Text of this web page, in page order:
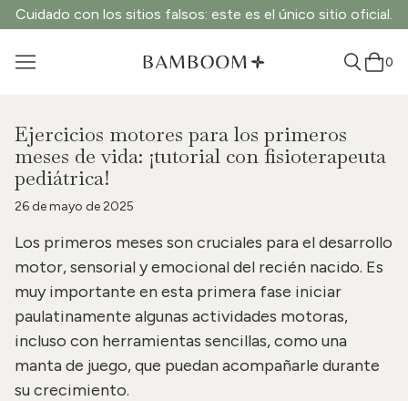
Cuidado con los sitios falsos: este es el único sitio oficial.
0
Ejercicios motores para los primeros
meses de vida: ¡tutorial con fisioterapeuta
pediátrica!
26 de mayo de 2025
Los primeros meses son cruciales para el desarrollo
motor, sensorial y emocional del recién nacido. Es
muy importante en esta primera fase iniciar
paulatinamente algunas actividades motoras,
incluso con herramientas sencillas, como una
manta de juego, que puedan acompañarle durante
su crecimiento.